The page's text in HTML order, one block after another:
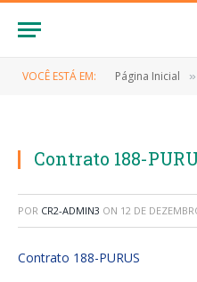
VOCÊ ESTÁ EM: Página Inicial »
Contrato 188-
POR CR2-ADMIN3 ON 12 DE
Contrato 188-PURUS